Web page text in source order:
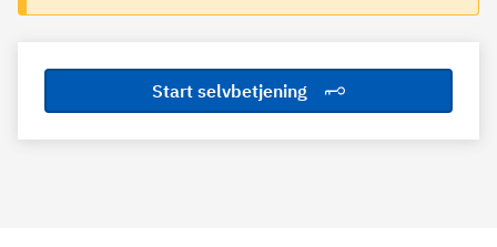
Start selvbetjening